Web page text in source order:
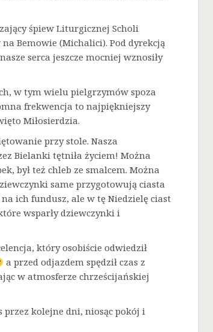
śpiew Liturgicznej Scholi
Bemowie (Michalici). Pod dyrekcją
serca jeszcze mocniej wznosiły
w tym wielu pielgrzymów spoza
frekwencja to najpiękniejszy
Miłosierdzia.
przy stole. Nasza
Bielanki tętniła życiem! Można
był też chleb ze smalcem. Można
same przygotowują ciasta
ich fundusz, ale w tę Niedzielę ciast
wsparły dziewczynki i
który osobiście odwiedził
a przed odjazdem spędził czas z
w atmosferze chrześcijańskiej
przez kolejne dni, niosąc pokój i